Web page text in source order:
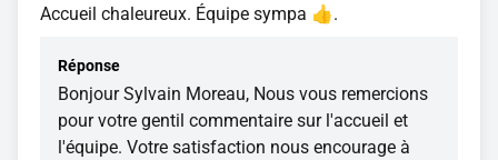
Accueil chaleureux. Équipe sympa 👍.
Réponse
Bonjour Sylvain Moreau, Nous vous remercions
pour votre gentil commentaire sur l'accueil et
l'équipe. Votre satisfaction nous encourage à